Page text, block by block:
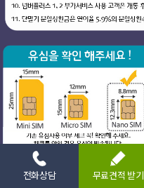
전화상담 무료견적 받기